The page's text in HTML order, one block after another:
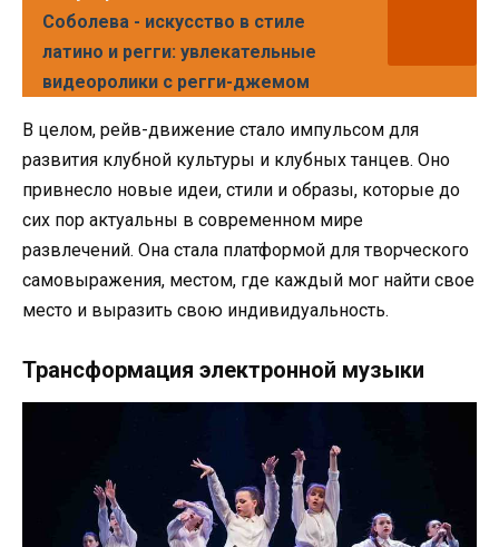
Соболева - искусство в стиле
латино и регги: увлекательные
видеоролики с регги-джемом
В целом, рейв-движение стало импульсом для
развития клубной культуры и клубных танцев. Оно
привнесло новые идеи, стили и образы, которые до
сих пор актуальны в современном мире
развлечений. Она стала платформой для творческого
самовыражения, местом, где каждый мог найти свое
место и выразить свою индивидуальность.
Трансформация электронной музыки